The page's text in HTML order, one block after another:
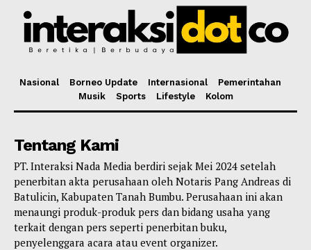
Nasional Borneo Update Internasional
Pemerintahan
Musik
Sports Lifestyle Kolom
Tentang Kami
PT. Interaksi Nada Media berdiri sejak Mei 2024 setelah
penerbitan akta perusahaan oleh Notaris Pang Andreas di
Batulicin, Kabupaten Tanah Bumbu. Perusahaan ini akan
menaungi produk-produk pers dan bidang usaha yang
terkait dengan pers seperti penerbitan buku,
penyelenggara acara atau event organizer.